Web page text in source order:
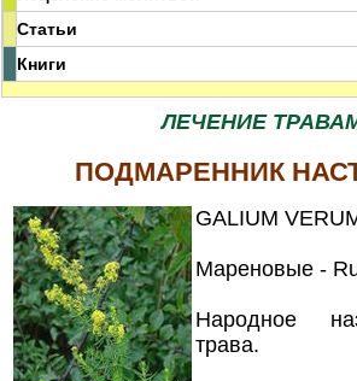
Статьи
Книги
ЛЕЧЕНИЕ
ПОДМАРЕННИК
GALIUM
Мареновые -
Народное
трава.